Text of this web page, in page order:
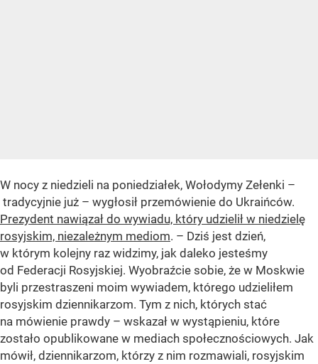
W nocy z niedzieli na poniedziałek, Wołodymy Zełenki –
tradycyjnie już – wygłosił przemówienie do Ukraińców.
Prezydent nawiązał do wywiadu, który udzielił w niedzielę
rosyjskim, niezależnym mediom. – Dziś jest dzień,
w którym kolejny raz widzimy, jak daleko jesteśmy
od Federacji Rosyjskiej. Wyobraźcie sobie, że w Moskwie
byli przestraszeni moim wywiadem, którego udzieliłem
rosyjskim dziennikarzom. Tym z nich, których stać
na mówienie prawdy – wskazał w wystąpieniu, które
zostało opublikowane w mediach społecznościowych. Jak
mówił, dziennikarzom, którzy z nim rozmawiali, rosyjskim